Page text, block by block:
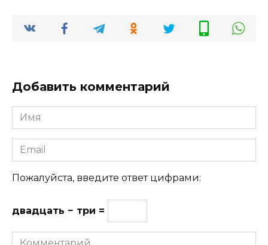
Добавить комментарий
Имя
Email
Пожалуйста, введите ответ цифрами:
двадцать − три =
Комментарий